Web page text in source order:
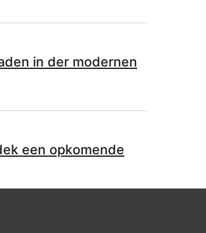
in der modernen
een opkomende